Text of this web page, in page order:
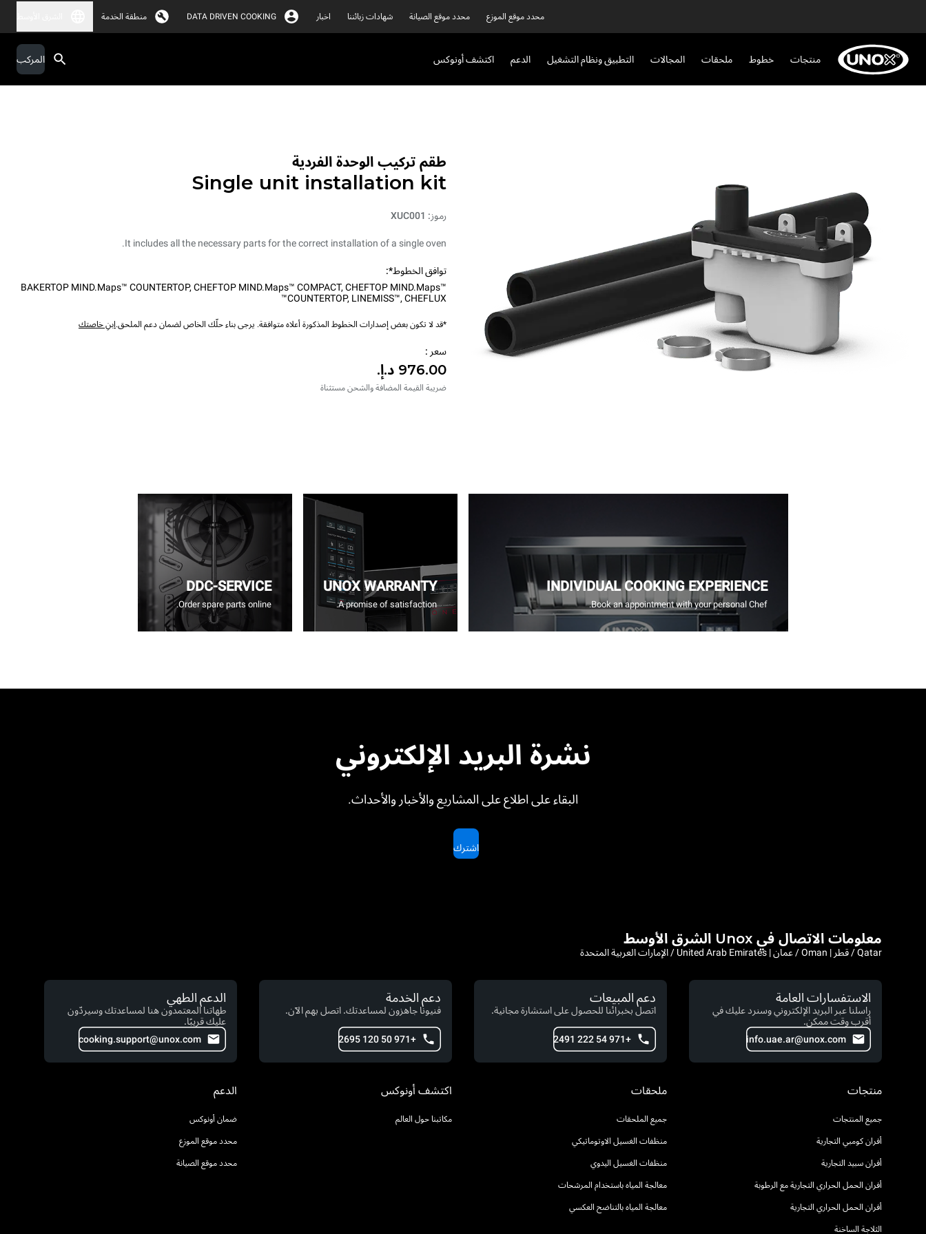
محدد موقع الموزع محدد موقع الصيانة شهادات زبائننا اخبار DATA DRIVEN COOKING منطقة الخدمة
منتجات خطوط ملحقات المجالات التطبيق ونظام التشغيل الدعم اكتشف أونوكس المركب
طقم تركيب الوحدة الفردية
Single unit installation kit
رموز: XUC001
It includes all the necessary parts for the correct installation of a single oven.
توافق الخطوط*:
BAKERTOP MIND.Maps™ COUNTERTOP, CHEFTOP MIND.Maps™ COMPACT, CHEFTOP MIND.Maps™
COUNTERTOP, LINEMISS™, CHEFLUX™
*قد لا تكون بعض إصدارات الخطوط المذكورة أعلاه متوافقة. يرجى بناء حلّك الخاص لضمان دعم الملحق.ابنِ خاصتك
سعر :
ضريبة القيمة المضافة والشحن مستثناة
INDIVIDUAL COOKING EXPERIENCE
Book an appointment with your personal Chef.
UNOX WARRANTY
A promise of satisfaction.
DDC-SERVICE
Order spare parts online.
نشرة البريد الإلكتروني
البقاء على اطلاع على المشاريع والأخبار والأحداث.
اشترك
معلومات الاتصال في Unox الشرق الأوسط
Qatar / قطر | Oman / عمان | United Arab Emirates / الإمارات العربية المتحدة
الاستفسارات العامة
راسلنا عبر البريد الإلكتروني وسنرد عليك في
أقرب وقت ممكن.
info.uae.ar@unox.com
دعم المبيعات
اتصل بخبرائنا للحصول على استشارة مجانية.
+971 54 222 2491
دعم الخدمة
فنيونا جاهزون لمساعدتك. اتصل بهم الآن.
+971 50 120 2695
الدعم الطهي
طهاتنا المعتمدون هنا لمساعدتك وسيردّون
عليك قريبًا.
cooking.support@unox.com
منتجات
جميع المنتجات
أفران كومبي التجارية
أفران سبيد التجارية
أفران الحمل الحراري التجارية مع الرطوبة
أفران الحمل الحراري التجارية
الثلاجة الساخنة
ملحقات
جميع الملحقات
منظفات الغسيل الاوتوماتيكي
منظفات الغسيل اليدوي
معالجة المياه باستخدام المرشحات
معالجة المياه بالتناضح العكسي
اكتشف أونوكس
مكاتبنا حول العالم
الدعم
ضمان أونوكس
محدد موقع الموزع
محدد موقع الصيانة